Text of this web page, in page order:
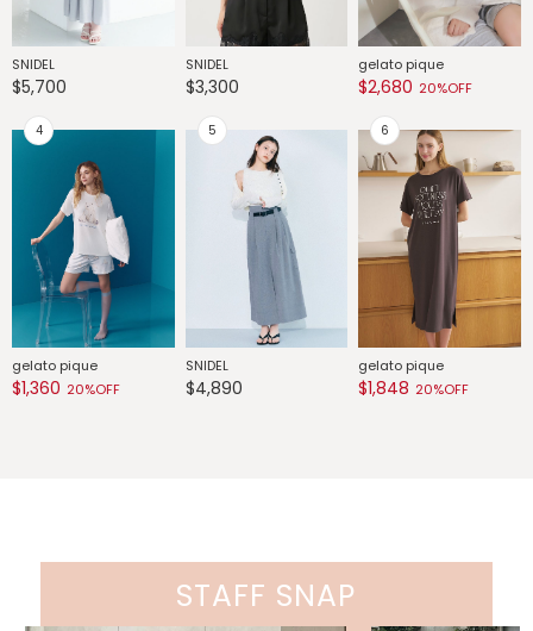
SNIDEL
$5,700
SNIDEL
$3,300
gelato pique
$2,680 20%OFF
gelato pique
$1,360 20%OFF
SNIDEL
$4,890
gelato pique
$1,848 20%OFF
STAFF SNAP